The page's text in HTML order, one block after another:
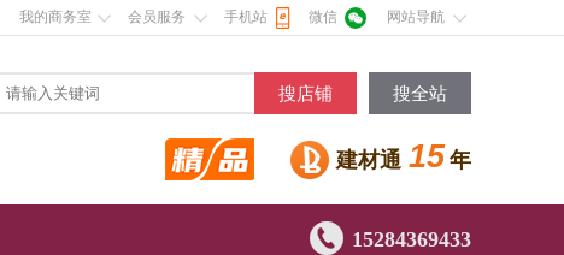
我的商务室 会员服务 手机站 微信 网站导航
搜店铺 搜全站
建材通 15 年
 15284369433